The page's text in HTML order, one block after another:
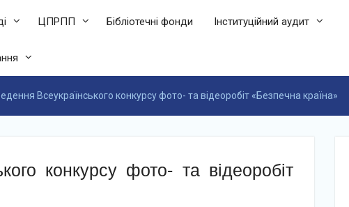
ЦПРПП Бібліотечні фонди Інституційний аудит
Всеукраїнського конкурсу фото- та відеоробіт «Безпечна країна»
конкурсу фото- та відеоробіт